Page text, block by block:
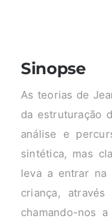
Sinopse
As teorias de
da estruturação
análise e
sintética, mas
leva a entrar na
criança,
chamando-nos